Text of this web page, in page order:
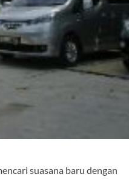
suasana baru dengan